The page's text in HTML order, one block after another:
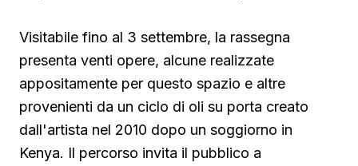
Visitabile fino al 3 settembre, la rassegna
presenta venti opere, alcune realizzate
appositamente per questo spazio e altre
provenienti da un ciclo di oli su porta creato
dall'artista nel 2010 dopo un soggiorno in
Kenya. Il percorso invita il pubblico a